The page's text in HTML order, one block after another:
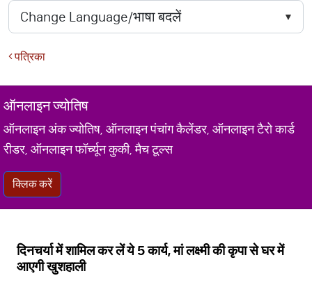
पत्रिका
ऑनलाइन ज्योतिष
ऑनलाइन अंक ज्योतिष, ऑनलाइन पंचांग कैलेंडर, ऑनलाइन टैरो कार्ड
रीडर, ऑनलाइन फॉर्च्यून कुकी, मैच टूल्स
क्लिक करें
दिनचर्या में शामिल कर लें ये 5 कार्य, मां लक्ष्मी की कृपा से घर में
आएगी खुशहाली